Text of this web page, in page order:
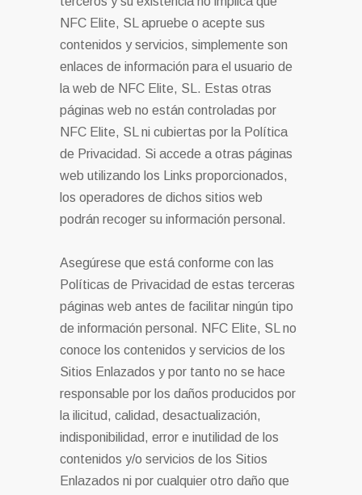
NFC Elite, SL apruebe o acepte sus
contenidos y servicios, simplemente son
enlaces de información para el usuario de
la web de NFC Elite, SL. Estas otras
páginas web no están controladas por
NFC Elite, SL ni cubiertas por la Política
de Privacidad. Si accede a otras páginas
web utilizando los Links proporcionados,
los operadores de dichos sitios web
podrán recoger su información personal.
Asegúrese que está conforme con las
Políticas de Privacidad de estas terceras
páginas web antes de facilitar ningún tipo
de información personal. NFC Elite, SL no
conoce los contenidos y servicios de los
Sitios Enlazados y por tanto no se hace
responsable por los daños producidos por
la ilicitud, calidad, desactualización,
indisponibilidad, error e inutilidad de los
contenidos y/o servicios de los Sitios
Enlazados ni por cualquier otro daño que